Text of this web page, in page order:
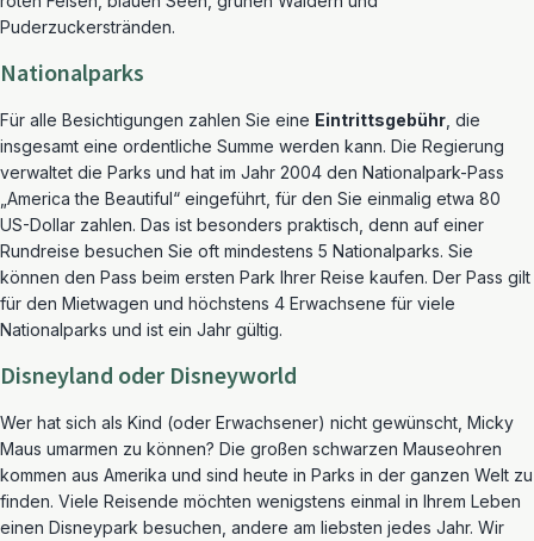
Puderzuckerstränden.
Nationalparks
Für alle Besichtigungen zahlen Sie eine Eintrittsgebühr , die
insgesamt eine ordentliche Summe werden kann. Die Regierung
verwaltet die Parks und hat im Jahr 2004 den Nationalpark-Pass
„America the Beautiful“ eingeführt, für den Sie einmalig etwa 80
US-Dollar zahlen. Das ist besonders praktisch, denn auf einer
Rundreise besuchen Sie oft mindestens 5 Nationalparks. Sie
können den Pass beim ersten Park Ihrer Reise kaufen. Der Pass gilt
für den Mietwagen und höchstens 4 Erwachsene für viele
Nationalparks und ist ein Jahr gültig.
Disneyland oder Disneyworld
Wer hat sich als Kind (oder Erwachsener) nicht gewünscht, Micky
Maus umarmen zu können? Die großen schwarzen Mauseohren
kommen aus Amerika und sind heute in Parks in der ganzen Welt zu
finden. Viele Reisende möchten wenigstens einmal in Ihrem Leben
einen Disneypark besuchen, andere am liebsten jedes Jahr. Wir